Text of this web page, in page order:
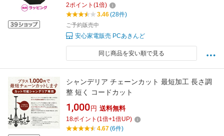
2ポイント (1倍)
3.46(28件)
ご予約販売中
安心家電販売 PCあきんど
同じ商品を安い順で見る
シャンデリア チェーンカット 最短加工 長さ調
整 短く コードカット
1,000 円 送料無料
18ポイント (1倍+1倍UP)
4.67(6件)